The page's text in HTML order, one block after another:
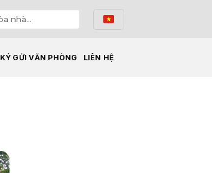
KÝ GỬI VĂN PHÒNG LIÊN HỆ